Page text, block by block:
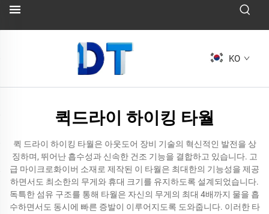
KO
퀵드라이 하이킹 타월
퀵 드라이 하이킹 타월은 아웃도어 장비 기술의 혁신적인 발전을 상
징하며, 뛰어난 흡수성과 신속한 건조 기능을 결합하고 있습니다. 고
급 마이크로화이버 소재로 제작된 이 타월은 최대한의 기능성을 제공
하면서도 최소한의 무게와 휴대 크기를 유지하도록 설계되었습니다.
독특한 섬유 구조를 통해 타월은 자신의 무게의 최대 4배까지 물을 흡
수하면서도 동시에 빠른 증발이 이루어지도록 도와줍니다. 이러한 타